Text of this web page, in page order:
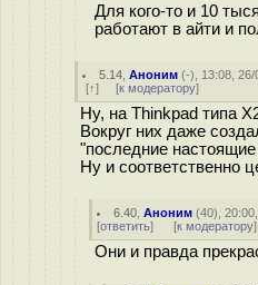
Для кого-то и 10
работают в айти и
5.14 ,Аноним (-), 13:08, 26/
[↑] [к модератору]
Ну, на Thinkpad типа
Вокруг них даже
"последние
Ну и соответственно
6.40 ,Аноним (40),
[ответить] [к модератору]
Они и правда